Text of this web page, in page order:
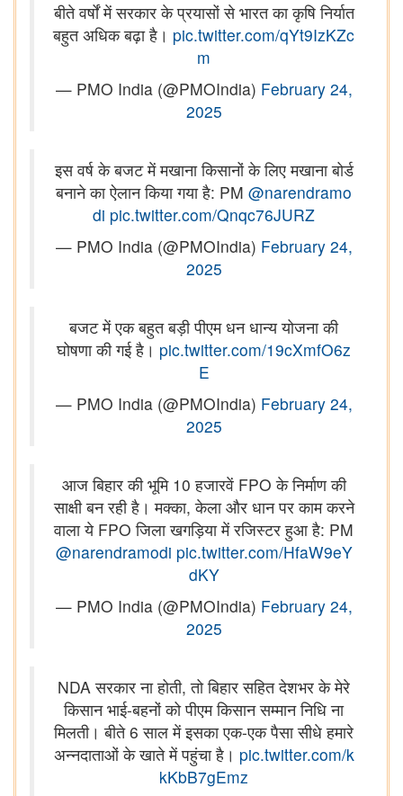
बीते वर्षों में सरकार के प्रयासों से भारत का कृषि निर्यात
बहुत अधिक बढ़ा है। pic.twitter.com/qYt9IzKZc
m
— PMO India (@PMOIndia) February 24,
2025
इस वर्ष के बजट में मखाना किसानों के लिए मखाना बोर्ड
बनाने का ऐलान किया गया है: PM @narendramo
di pic.twitter.com/Qnqc76JURZ
— PMO India (@PMOIndia) February 24,
2025
बजट में एक बहुत बड़ी पीएम धन धान्य योजना की
घोषणा की गई है। pic.twitter.com/19cXmfO6z
E
— PMO India (@PMOIndia) February 24,
2025
आज बिहार की भूमि 10 हजारवें FPO के निर्माण की
साक्षी बन रही है। मक्का, केला और धान पर काम करने
वाला ये FPO जिला खगड़िया में रजिस्टर हुआ है: PM
@narendramodi pic.twitter.com/HfaW9eY
dKY
— PMO India (@PMOIndia) February 24,
2025
NDA सरकार ना होती, तो बिहार सहित देशभर के मेरे
किसान भाई-बहनों को पीएम किसान सम्मान निधि ना
मिलती। बीते 6 साल में इसका एक-एक पैसा सीधे हमारे
अन्नदाताओं के खाते में पहुंचा है। pic.twitter.com/k
kKbB7gEmz